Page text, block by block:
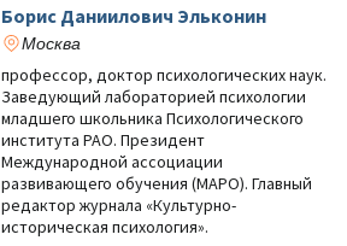
Борис Даниилович Эльконин
Москва
профессор, доктор психологических наук.
Заведующий лабораторией психологии
младшего школьника Психологического
института РАО. Президент
Международной ассоциации
развивающего обучения (МАРО). Главный
редактор журнала «Культурно-
историческая психология».